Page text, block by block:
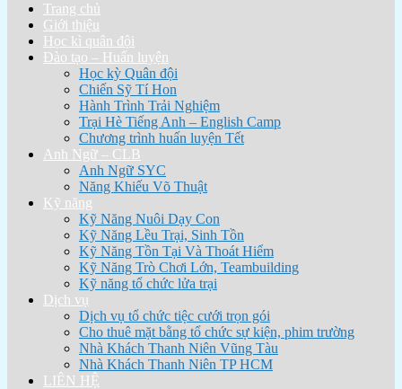
Trang chủ
Giới thiệu
Học kì quân đội
Đào tạo – Huấn luyện
Học kỳ Quân đội
Chiến Sỹ Tí Hon
Hành Trình Trải Nghiệm
Trại Hè Tiếng Anh – English Camp
Chương trình huấn luyện Tết
Anh Ngữ – CLB
Anh Ngữ SYC
Năng Khiếu Võ Thuật
Kỹ năng
Kỹ Năng Nuôi Dạy Con
Kỹ Năng Lều Trại, Sinh Tồn
Kỹ Năng Tồn Tại Và Thoát Hiểm
Kỹ Năng Trò Chơi Lớn, Teambuilding
Kỹ năng tổ chức lửa trại
Dịch vụ
Dịch vụ tổ chức tiệc cưới trọn gói
Cho thuê mặt bằng tổ chức sự kiện, phim trường
Nhà Khách Thanh Niên Vũng Tàu
Nhà Khách Thanh Niên TP HCM
LIÊN HỆ